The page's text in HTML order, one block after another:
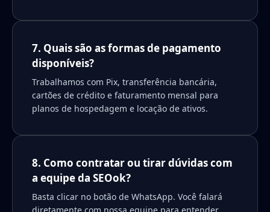
7. Quais são as formas de pagamento
disponíveis?
Trabalhamos com Pix, transferência bancária,
cartões de crédito e faturamento mensal para
planos de hospedagem e locação de ativos.
8. Como contratar ou tirar dúvidas com
a equipe da SEOok?
Basta clicar no botão de WhatsApp. Você falará